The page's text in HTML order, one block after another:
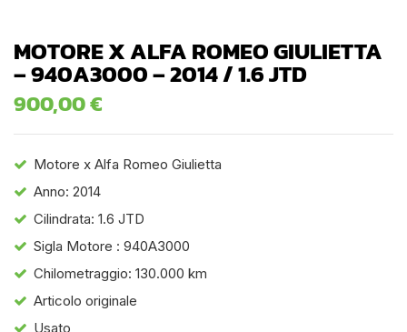
MOTORE X ALFA ROMEO GIULIETTA
– 940A3000 – 2014 / 1.6 JTD
900,00€
Motore x Alfa Romeo Giulietta
Anno: 2014
Cilindrata: 1.6 JTD
Sigla Motore : 940A3000
Chilometraggio: 130.000 km
Articolo originale
Usato